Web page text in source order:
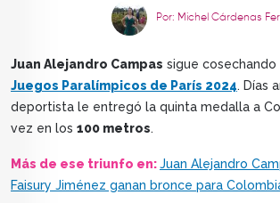
Por: Michel Cárdenas
Juan Alejandro Campas sigue
Juegos Paralímpicos de París 2024. Días
deportista le entregó la quinta medalla a
vez en los 100 metros.
Más de ese triunfo en:Juan Alejandro
Faisury Jiménez ganan bronce para